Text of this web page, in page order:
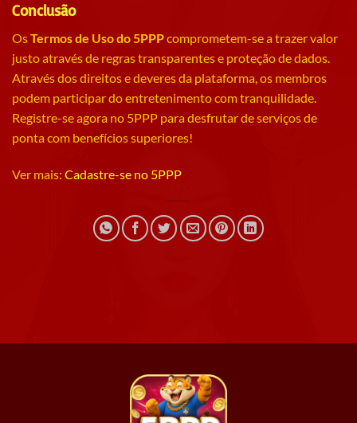
Conclusão
OsTermos de Uso do 5PPPcomprometem-se a trazer valor
justo através de regras transparentes e proteção de dados.
Através dos direitos e deveres da plataforma, os membros
podem participar do entretenimento com tranquilidade.
Registre-se agora no 5PPP para desfrutar de serviços de
ponta com benefícios superiores!
Ver mais: Cadastre-se no 5PPP